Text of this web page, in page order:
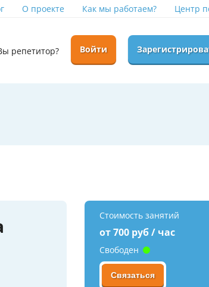
О проекте Как мы работаем? Центр
репетитор? Войти
Стоимость занятий
от 700 руб / час
Свободен
Связаться